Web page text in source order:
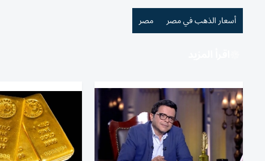
أسعار الذهب في مصر مصر